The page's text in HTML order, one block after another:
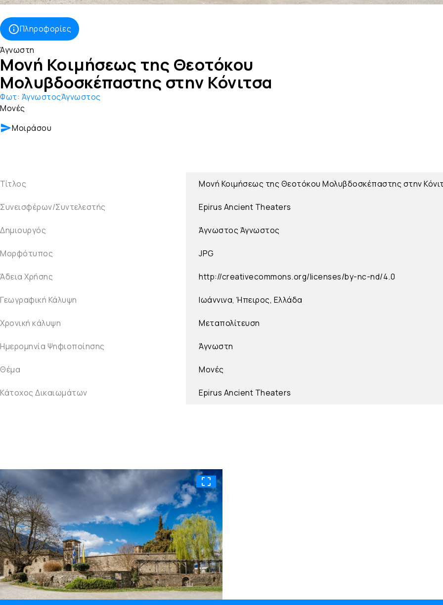
Πληροφορίες
Άγνωστη
Μονή Κοιμήσεως της Θεοτόκου
Μολυβδοσκέπαστης στην Κόνιτσα
Φωτ: ΆγνωστοςΆγνωστος
Μονές
Μοιράσου
Τίτλος Μονή Κοιμήσεως της Θεοτόκου Μολυβδοσκέπαστης στην
Συνεισφέρων/Συντελεστής Epirus Ancient Theaters
Δημιουργός Άγνωστος Άγνωστος
Μορφότυπος JPG
Άδεια Χρήσης http://creativecommons.org/licenses/by-nc-nd/4.0
Γεωγραφική Κάλυψη Ιωάννινα, Ήπειρος, Ελλάδα
Χρονική κάλυψη Μεταπολίτευση
Ημερομηνία Ψηφιοποίησης Άγνωστη
Θέμα Μονές
Κάτοχος Δικαιωμάτων Epirus Ancient Theaters